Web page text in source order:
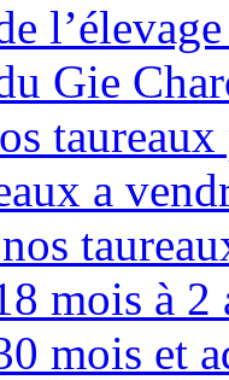
Gie
a
mois à 2
mois et